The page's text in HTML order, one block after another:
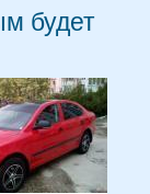
будет